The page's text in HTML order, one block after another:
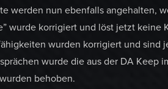
werden nun ebenfalls angehalten,
wurde korrigiert und löst jetzt keine
wurden korrigiert und sind
wurde die aus der DA
behoben.